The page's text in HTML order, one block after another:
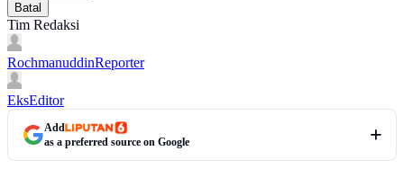
Batal
Tim Redaksi
RochmanuddinReporter
EksEditor
Add
as a preferred source on Google